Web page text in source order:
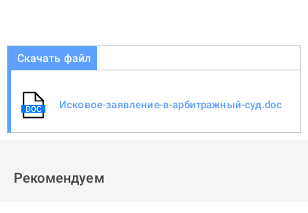
Скачать файл
Исковое-заявление-в-арбитражный-суд.doc
Рекомендуем